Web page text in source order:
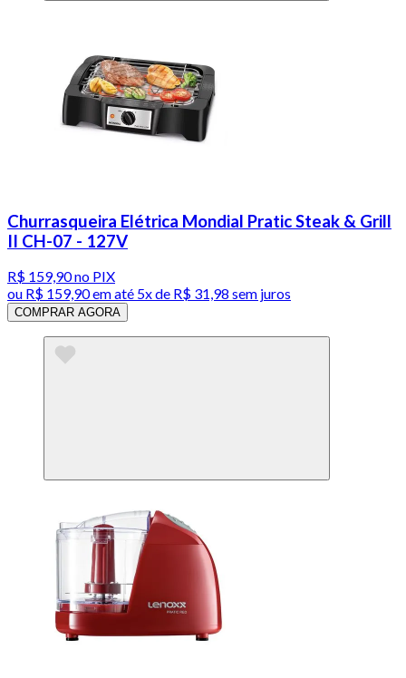
Churrasqueira Elétrica Mondial Pratic Steak & Grill
II CH-07 - 127V
R$ 159,90no PIX
ou R$ 159,90em até 5x de R$ 31,98 sem juros
COMPRAR AGORA